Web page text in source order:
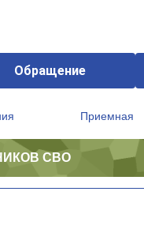
Обращение
Приемная
СВО